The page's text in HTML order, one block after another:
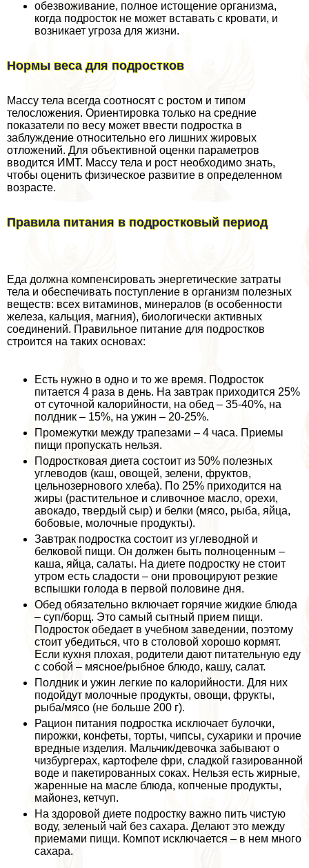
обезвоживание, полное истощение организма,
когда подросток не может вставать с кровати, и
возникает угроза для жизни.
Нормы веса для подростков
Массу тела всегда соотносят с ростом и типом
телосложения. Ориентировка только на средние
показатели по весу может ввести подростка в
заблуждение относительно его лишних жировых
отложений. Для объективной оценки параметров
вводится ИМТ. Массу тела и рост необходимо знать,
чтобы оценить физическое развитие в определенном
возрасте.
Правила питания в подростковый период
Еда должна компенсировать энергетические затраты
тела и обеспечивать поступление в организм полезных
веществ: всех витаминов, минералов (в особенности
железа, кальция, магния), биологически активных
соединений. Правильное питание для подростков
строится на таких основах:
Есть нужно в одно и то же время. Подросток
питается 4 раза в день. На завтpaк приходится 25%
от суточной калорийности, на обед – 35-40%, на
полдник – 15%, на ужин – 20-25%.
Промежутки между трапезами – 4 часа. Приемы
пищи пропускать нельзя.
Подростковая диета состоит из 50% полезных
углеводов (каш, овощей, зелени, фруктов,
цельнозернового хлеба). По 25% приходится на
жиры (растительное и сливочное масло, орехи,
авокадо, твердый сыр) и белки (мясо, рыба, яйца,
бобовые, молочные продукты).
Завтpaк подростка состоит из углеводной и
белковой пищи. Он должен быть полноценным –
каша, яйца, салаты. На диете подростку не стоит
утром есть сладости – они провоцируют резкие
вспышки голода в первой половине дня.
Обед обязательно включает горячие жидкие блюда
– суп/борщ. Это самый сытный прием пищи.
Подросток обедает в учебном заведении, поэтому
стоит убедиться, что в столовой хорошо кормят.
Если кухня плохая, родители дают питательную еду
с собой – мясное/рыбное блюдо, кашу, салат.
Полдник и ужин легкие по калорийности. Для них
подойдут молочные продукты, овощи, фрукты,
рыба/мясо (не больше 200 г).
Рацион питания подростка исключает булочки,
пирожки, конфеты, торты, чипсы, сухарики и прочие
вредные изделия. Мальчик/дeвoчка забывают о
чизбургерах, картофеле фри, сладкой газированной
воде и пакетированных соках. Нельзя есть жирные,
жаренные на масле блюда, копченые продукты,
майонез, кетчуп.
На здоровой диете подростку важно пить чистую
воду, зеленый чай без сахара. Делают это между
приемами пищи. Компот исключается – в нем много
сахара.